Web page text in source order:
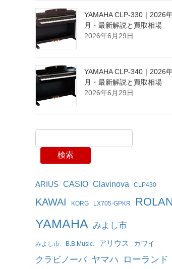
YAMAHA CLP-330｜2026
月・最新解説と買取相場
2026年6月29日
YAMAHA CLP-340｜2026
月・最新解説と買取相場
2026年6月29日
検索
ARIUS CASIO Clavinova CLP430
KAWAI KORG LX705-GPKR
YAMAHA みよし市
みよし市、B.B.Music. アリウス カワイ
クラビノーバ ヤマハ ローランド